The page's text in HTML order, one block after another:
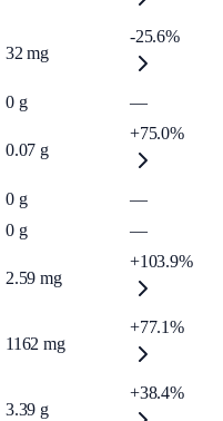
32 mg
-25.6%
0 g —
0.07 g
+75.0%
0 g
—
0 g —
2.59 mg
+103.9%
1162 mg
+77.1%
3.39 g
+38.4%